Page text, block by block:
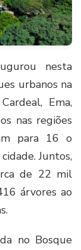
nesta
urbanos na
Ema,
nas regiões
para 16 o
Juntos,
de 22 mil
árvores ao
no Bosque